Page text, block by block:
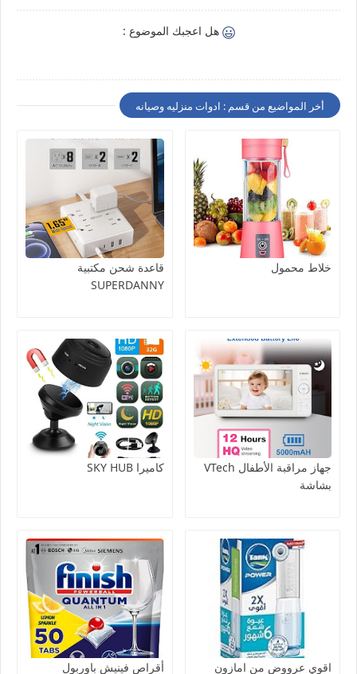
هل اعجبك الموضوع :
أخر المواضيع من قسم : ادوات منزليه وصيانه
خلاط محمول
قاعدة شحن مكتبية
SUPERDANNY
جهاز مراقبة الأطفال VTech
بشاشة
كاميرا SKY HUB
اقوي عرووض من امازون أقراص فينيش باوربول